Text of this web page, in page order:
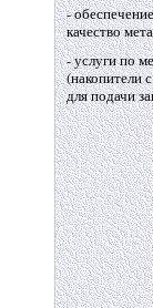
-
качество
- услуги по
(накопители
для подачи